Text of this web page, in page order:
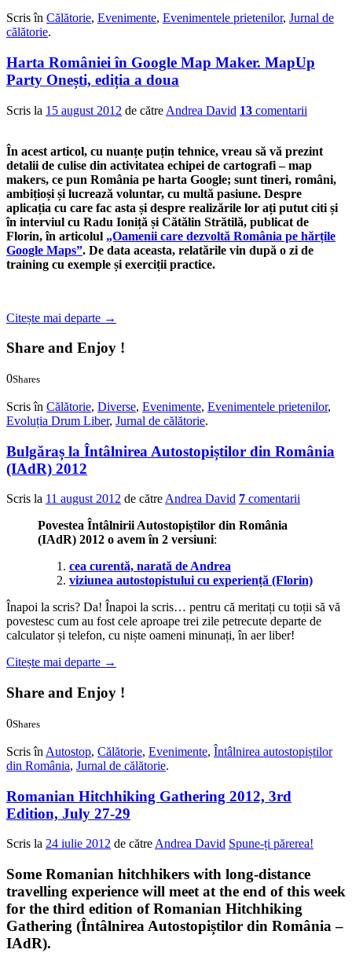
Scris în Călătorie, Evenimente, Evenimentele prietenilor, Jurnal de
călătorie.
Harta României în Google Map Maker. MapUp
Party Onești, ediția a doua
Scris la 15 august 2012 de către Andrea David 13 comentarii
În acest articol, cu nuanțe puțin tehnice, vreau să vă prezint
detalii de culise din activitatea echipei de cartografi – map
makers, ce pun România pe harta Google; sunt tineri, români,
ambițioși și lucrează voluntar, cu multă pasiune. Despre
aplicația cu care fac asta și despre realizările lor ați putut citi și
în interviul cu Radu Ioniță și Cătălin Strătilă, publicat de
Florin, în articolul „Oamenii care dezvoltă România pe hărțile
Google Maps”. De data aceasta, relatările vin după o zi de
training cu exemple și exerciții practice.
Citește mai departe →
Share and Enjoy !
0Shares
Scris în Călătorie, Diverse, Evenimente, Evenimentele prietenilor,
Evoluția Drum Liber, Jurnal de călătorie.
Bulgăraș la Întâlnirea Autostopiștilor din România
(IAdR) 2012
Scris la 11 august 2012 de cătreAndrea David 7 comentarii
Povestea Întâlnirii Autostopiștilor din România
(IAdR) 2012 o avem în 2 versiuni:
cea curentă, narată de Andrea
viziunea autostopistului cu experiență (Florin)
Înapoi la scris? Da! Înapoi la scris… pentru că meritați cu toții să vă
povestesc cum au fost cele aproape trei zile petrecute departe de
calculator și telefon, cu niște oameni minunați, în aer liber!
Citește mai departe →
Share and Enjoy !
0Shares
Scris în Autostop, Călătorie, Evenimente, Întâlnirea autostopiștilor
din România, Jurnal de călătorie.
Romanian Hitchhiking Gathering 2012, 3rd
Edition, July 27-29
Scris la 24 iulie 2012 de către Andrea David Spune-ți părerea!
Some Romanian hitchhikers with long-distance
travelling experience will meet at the end of this week
for the third edition of Romanian Hitchhiking
Gathering (Întâlnirea Autostopiștilor din România –
IAdR).